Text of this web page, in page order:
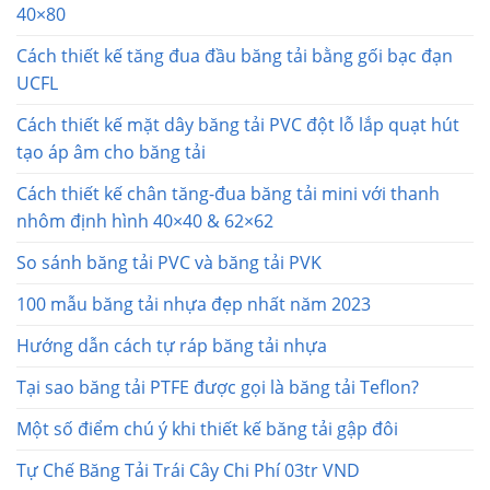
40×80
Cách thiết kế tăng đua đầu băng tải bằng gối bạc đạn
UCFL
Cách thiết kế mặt dây băng tải PVC đột lỗ lắp quạt hút
tạo áp âm cho băng tải
Cách thiết kế chân tăng-đua băng tải mini với thanh
nhôm định hình 40×40 & 62×62
So sánh băng tải PVC và băng tải PVK
100 mẫu băng tải nhựa đẹp nhất năm 2023
Hướng dẫn cách tự ráp băng tải nhựa
Tại sao băng tải PTFE được gọi là băng tải Teflon?
Một số điểm chú ý khi thiết kế băng tải gập đôi
Tự Chế Băng Tải Trái Cây Chi Phí 03tr VND